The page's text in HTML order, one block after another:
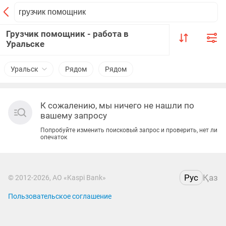
Грузчик помощник - работа в
Уральске
Уральск Рядом Рядом
К сожалению, мы ничего не нашли по
вашему запросу
Попробуйте изменить поисковый запрос и проверить, нет ли
опечаток
© 2012-2026, АО «Kaspi Bank» Рус Қаз
Пользовательское соглашение